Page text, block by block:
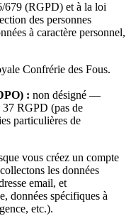
679 (RGPD) et à la loi
des personnes
à caractère personnel,
Confrérie des Fous.
: non désigné —
RGPD (pas de
particulières de
vous créez un compte
les données
email, et
données spécifiques à
etc.).